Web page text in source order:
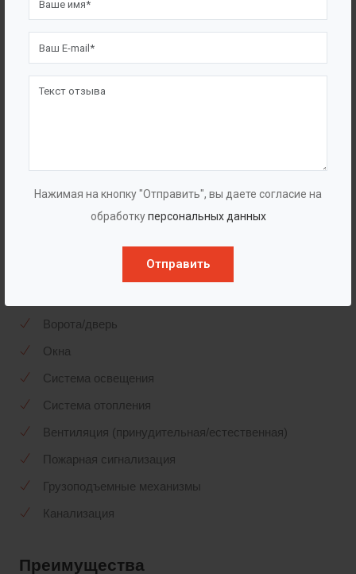
Нажимая на кнопку "Отправить", вы даете согласие на
обработкуперсональных данных
Отправить
принудительной вентиляции воздуха и отопления, а
монтажа насосного оборудования. В комплект
сороулавливающей корзины, узел учета расхода
стоков и прочее оборудование.
Комплектация
Ворота/дверь
Окна
Система освещения
Система отопления
Вентиляция (принудительная/естественная)
Пожарная сигнализация
Грузоподъемные механизмы
Канализация
Преимущества